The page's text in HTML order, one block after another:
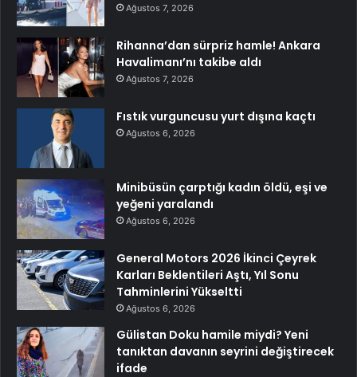
Ağustos 7, 2026
Rihanna’dan sürpriz hamle! Ankara
Havalimanı’nı takibe aldı
Ağustos 7, 2026
Fıstık vurguncusu yurt dışına kaçtı
Ağustos 6, 2026
Minibüsün çarptığı kadın öldü, eşi ve
yeğeni yaralandı
Ağustos 6, 2026
General Motors 2026 İkinci Çeyrek
Karları Beklentileri Aştı, Yıl Sonu
Tahminlerini Yükseltti
Ağustos 6, 2026
Gülistan Doku hamile miydi? Yeni
tanıktan davanın seyrini değiştirecek
ifade